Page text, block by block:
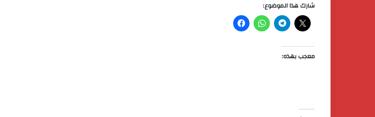
شارك هذا الموضوع:
معجب بهذه: